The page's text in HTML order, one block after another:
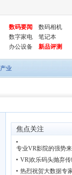
数码要闻 数码相机
数字家电
笔记本
办公设备
新品评测
产业
焦点关注
专业VR影院的强势
VR|欢乐码头抛弃
热烈祝贺大数据专